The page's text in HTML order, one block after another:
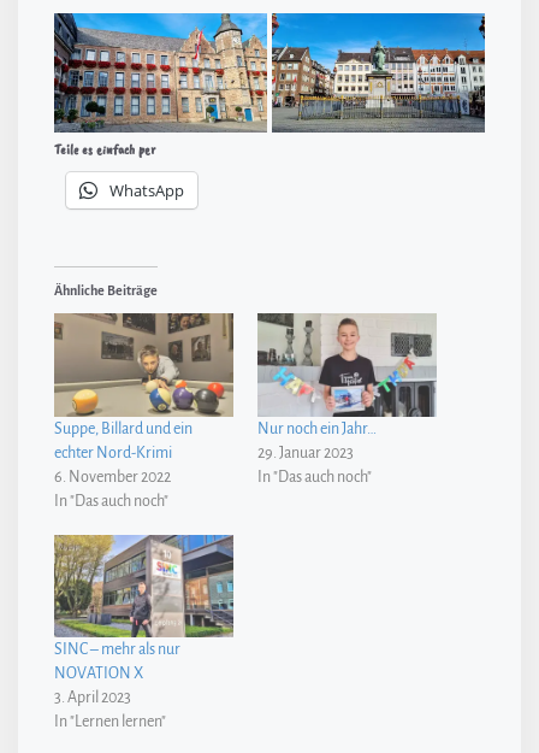
Teile es einfach per
WhatsApp
Ähnliche Beiträge
Suppe, Billard und ein
echter Nord-Krimi
6. November 2022
In "Das auch noch"
Nur noch ein Jahr…
29. Januar 2023
In "Das auch noch"
SINC – mehr als nur
NOVATION X
3. April 2023
In "Lernen lernen"